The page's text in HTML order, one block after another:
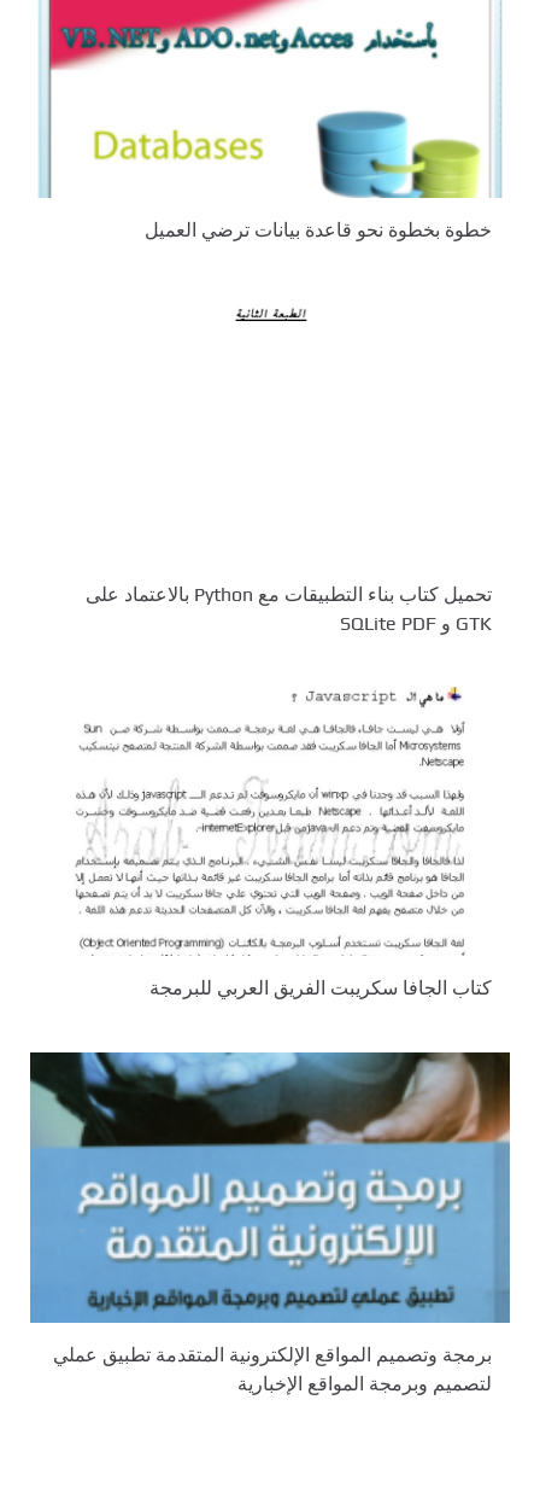
خطوة بخطوة نحو قاعدة بيانات ترضي العميل
تحميل كتاب بناء التطبيقات مع Python بالاعتماد على
GTK و SQLite PDF
كتاب الجافا سكريبت الفريق العربي للبرمجة
برمجة وتصميم المواقع الإلكترونية المتقدمة تطبيق عملي
لتصميم وبرمجة المواقع الإخبارية